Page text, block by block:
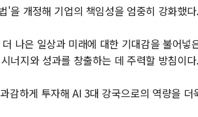
'을 개정해 기업의 책임성을 엄중히 강화했다.
나은 일상과 미래에 대한 기대감을 불어
너지와 성과를 창출하는 데 주력할 방침이다.
감하게 투자해 AI 3대 강국으로의 역량을 더